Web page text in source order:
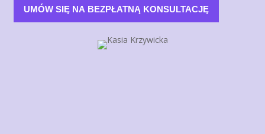
UMÓW SIĘ NA BEZPŁATNĄ KONSULTACJĘ